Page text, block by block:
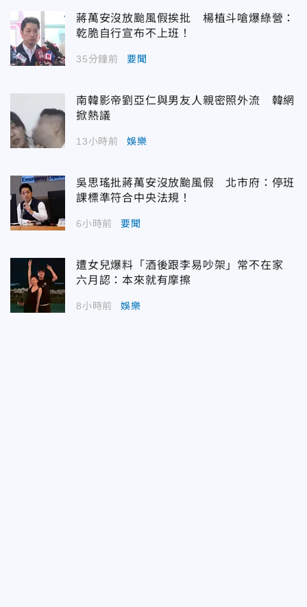
蔣萬安沒放颱風假挨批 楊植斗嗆爆綠營：
乾脆自行宣布不上班！
35分鐘前 要聞
南韓影帝劉亞仁與男友人親密照外流 韓網
掀熱議
13小時前 娛樂
吳思瑤批蔣萬安沒放颱風假 北市府：停班
課標準符合中央法規！
6小時前 要聞
遭女兒爆料「酒後跟李易吵架」常不在家
六月認：本來就有摩擦
8小時前 娛樂